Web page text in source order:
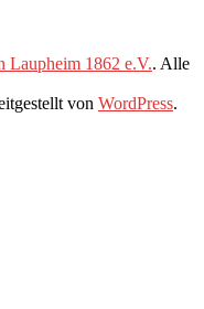
Laupheim 1862 e.V.. Alle
von WordPress.